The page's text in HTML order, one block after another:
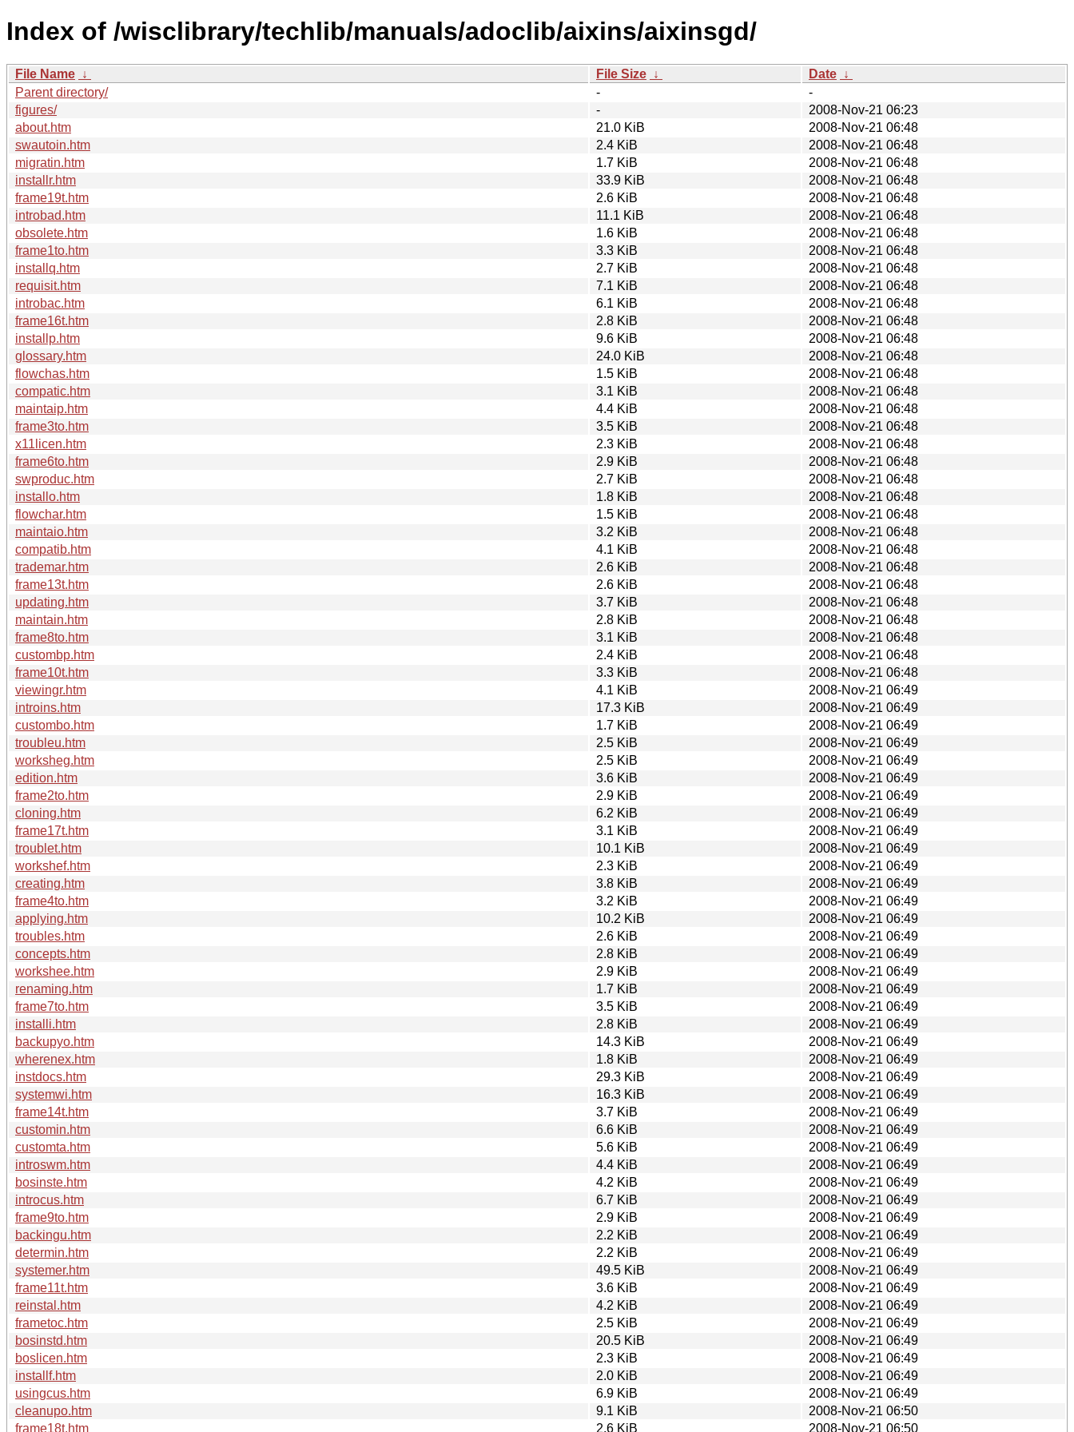
Index of /wisclibrary/techlib/manuals/adoclib/aixins/aixinsgd/
File Name ↓ File Size ↓ Date ↓
Parent directory/
-
-
figures/
-
2008-Nov-21 06:23
about.htm
21.0 KiB
2008-Nov-21 06:48
swautoin.htm
2.4 KiB
2008-Nov-21 06:48
migratin.htm
1.7 KiB
2008-Nov-21 06:48
installr.htm
33.9 KiB
2008-Nov-21 06:48
frame19t.htm
2.6 KiB
2008-Nov-21 06:48
introbad.htm
11.1 KiB
2008-Nov-21 06:48
obsolete.htm
1.6 KiB
2008-Nov-21 06:48
frame1to.htm
3.3 KiB
2008-Nov-21 06:48
installq.htm
2.7 KiB
2008-Nov-21 06:48
requisit.htm
7.1 KiB
2008-Nov-21 06:48
introbac.htm
6.1 KiB
2008-Nov-21 06:48
frame16t.htm
2.8 KiB
2008-Nov-21 06:48
installp.htm
9.6 KiB
2008-Nov-21 06:48
glossary.htm
24.0 KiB
2008-Nov-21 06:48
flowchas.htm
1.5 KiB
2008-Nov-21 06:48
compatic.htm
3.1 KiB
2008-Nov-21 06:48
maintaip.htm
4.4 KiB
2008-Nov-21 06:48
frame3to.htm
3.5 KiB
2008-Nov-21 06:48
x11licen.htm
2.3 KiB
2008-Nov-21 06:48
frame6to.htm
2.9 KiB
2008-Nov-21 06:48
swproduc.htm
2.7 KiB
2008-Nov-21 06:48
installo.htm
1.8 KiB
2008-Nov-21 06:48
flowchar.htm
1.5 KiB
2008-Nov-21 06:48
maintaio.htm
3.2 KiB
2008-Nov-21 06:48
compatib.htm
4.1 KiB
2008-Nov-21 06:48
trademar.htm
2.6 KiB
2008-Nov-21 06:48
frame13t.htm
2.6 KiB
2008-Nov-21 06:48
updating.htm
3.7 KiB
2008-Nov-21 06:48
maintain.htm
2.8 KiB
2008-Nov-21 06:48
frame8to.htm
3.1 KiB
2008-Nov-21 06:48
custombp.htm
2.4 KiB
2008-Nov-21 06:48
frame10t.htm
3.3 KiB
2008-Nov-21 06:48
viewingr.htm
4.1 KiB
2008-Nov-21 06:49
introins.htm
17.3 KiB
2008-Nov-21 06:49
custombo.htm
1.7 KiB
2008-Nov-21 06:49
troubleu.htm
2.5 KiB
2008-Nov-21 06:49
worksheg.htm
2.5 KiB
2008-Nov-21 06:49
edition.htm
3.6 KiB
2008-Nov-21 06:49
frame2to.htm
2.9 KiB
2008-Nov-21 06:49
cloning.htm
6.2 KiB
2008-Nov-21 06:49
frame17t.htm
3.1 KiB
2008-Nov-21 06:49
troublet.htm
10.1 KiB
2008-Nov-21 06:49
workshef.htm
2.3 KiB
2008-Nov-21 06:49
creating.htm
3.8 KiB
2008-Nov-21 06:49
frame4to.htm
3.2 KiB
2008-Nov-21 06:49
applying.htm
10.2 KiB
2008-Nov-21 06:49
troubles.htm
2.6 KiB
2008-Nov-21 06:49
concepts.htm
2.8 KiB
2008-Nov-21 06:49
workshee.htm
2.9 KiB
2008-Nov-21 06:49
renaming.htm
1.7 KiB
2008-Nov-21 06:49
frame7to.htm
3.5 KiB
2008-Nov-21 06:49
installi.htm
2.8 KiB
2008-Nov-21 06:49
backupyo.htm
14.3 KiB
2008-Nov-21 06:49
wherenex.htm
1.8 KiB
2008-Nov-21 06:49
instdocs.htm
29.3 KiB
2008-Nov-21 06:49
systemwi.htm
16.3 KiB
2008-Nov-21 06:49
frame14t.htm
3.7 KiB
2008-Nov-21 06:49
customin.htm
6.6 KiB
2008-Nov-21 06:49
customta.htm
5.6 KiB
2008-Nov-21 06:49
introswm.htm
4.4 KiB
2008-Nov-21 06:49
bosinste.htm
4.2 KiB
2008-Nov-21 06:49
introcus.htm
6.7 KiB
2008-Nov-21 06:49
frame9to.htm
2.9 KiB
2008-Nov-21 06:49
backingu.htm
2.2 KiB
2008-Nov-21 06:49
determin.htm
2.2 KiB
2008-Nov-21 06:49
systemer.htm
49.5 KiB
2008-Nov-21 06:49
frame11t.htm
3.6 KiB
2008-Nov-21 06:49
reinstal.htm
4.2 KiB
2008-Nov-21 06:49
frametoc.htm
2.5 KiB
2008-Nov-21 06:49
bosinstd.htm
20.5 KiB
2008-Nov-21 06:49
boslicen.htm
2.3 KiB
2008-Nov-21 06:49
installf.htm
2.0 KiB
2008-Nov-21 06:49
usingcus.htm
6.9 KiB
2008-Nov-21 06:49
cleanupo.htm
9.1 KiB
2008-Nov-21 06:50
frame18t.htm
2.6 KiB 2008-Nov-21 06:50